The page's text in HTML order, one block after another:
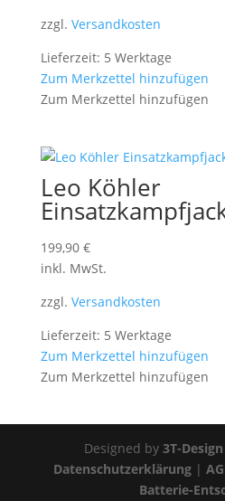
zzgl. Versandkosten
Lieferzeit: 5 Werktage
Zum Merkzettel hinzufügen
Zum Merkzettel hinzufügen
Leo Köhler
199,90 €
inkl. MwSt.
zzgl. Versandkosten
Lieferzeit: 5 Werktage
Zum Merkzettel hinzufügen
Zum Merkzettel hinzufügen
Designed by3T-Design
Datenschutzerklärung|
Batterie-